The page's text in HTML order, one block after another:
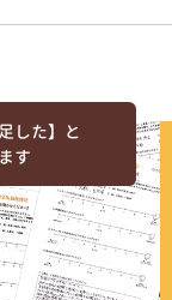
した】と
す